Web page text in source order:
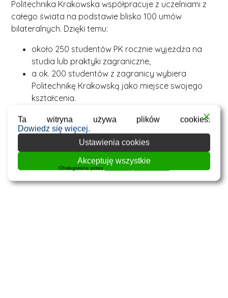
Politechnika Krakowska współpracuje z uczelniami z
całego świata na podstawie blisko 100 umów
bilateralnych. Dzięki temu:
około 250 studentów PK rocznie wyjeżdża na
studia lub praktyki zagraniczne,
a ok. 200 studentów z zagranicy wybiera
Politechnikę Krakowską jako miejsce swojego
kształcenia.
To doskonała szansa na zdobycie nowych
doświadczeń, znajomości i kompetencji w
międzynarodowym środowisku.
Więcej informacji znajdziesz na stronie:
Ta witryna używa plików cookies.
Dowiedz się więcej.
Ustawienia cookies
Akceptuję wszystkie
Obsługiwane przez